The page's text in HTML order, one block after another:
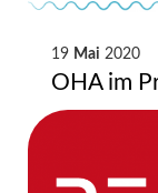
19 Mai 2020
OHA im